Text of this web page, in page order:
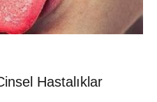
Hastalıklar